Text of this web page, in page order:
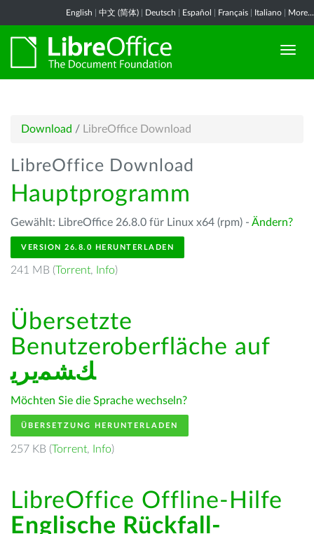
English 中文 (简体) Deutsch Español Français Italiano More...
Download / LibreOffice Download
LibreOffice Download
Hauptprogramm
Gewählt: LibreOffice 26.8.0 für Linux x64 (rpm) - Ändern?
VERSION 26.8.0 HERUNTERLADEN
241 MB (Torrent, Info)
Übersetzte
Benutzeroberfläche auf
ﻚﺸﻤﻳﺮﻳ
Möchten Sie die Sprache wechseln?
ÜBERSETZUNG HERUNTERLADEN
257 KB (Torrent, Info)
LibreOffice Offline-Hilfe
Englische Rückfall-